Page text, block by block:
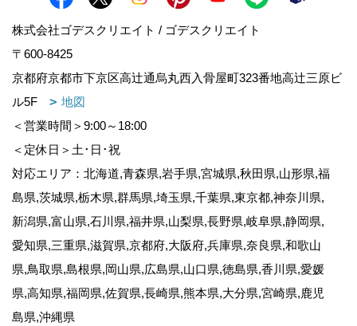
株式会社ゴデスクリエイト / ゴデスクリエイト
〒600-8425
京都府京都市下京区高辻通烏丸西入骨屋町323番地高辻三原ビ
ル5F
地図
＜営業時間＞9:00～18:00
＜定休日＞土･日･祝
対応エリア：北海道,青森県,岩手県,宮城県,秋田県,山形県,福
島県,茨城県,栃木県,群馬県,埼玉県,千葉県,東京都,神奈川県,
新潟県,富山県,石川県,福井県,山梨県,長野県,岐阜県,静岡県,
愛知県,三重県,滋賀県,京都府,大阪府,兵庫県,奈良県,和歌山
県,鳥取県,島根県,岡山県,広島県,山口県,徳島県,香川県,愛媛
県,高知県,福岡県,佐賀県,長崎県,熊本県,大分県,宮崎県,鹿児
島県,沖縄県